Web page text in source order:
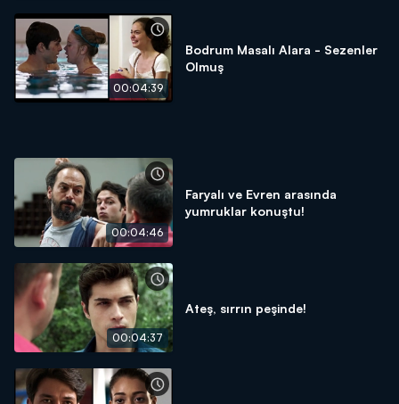
00:04:39
Bodrum Masalı Alara - Sezenler
Olmuş
00:04:46
Faryalı ve Evren arasında
yumruklar konuştu!
00:04:37
Ateş, sırrın peşinde!